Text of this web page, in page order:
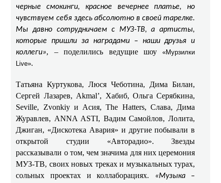
черные смокинги, красное вечернее платье, но
чувствуем себя здесь абсолютно в своей тарелке.
Мы давно сотрудничаем с МУЗ-ТВ, а артисты,
которые пришли за наградами – наши друзья и
коллеги», – поделились ведущие шоу«Мурзилки
Live».
Татьяна Куртукова, Люся Чеботина, Дима Билан,
Сергей Лазарев, Akmal’, Хабиб, Ольга Серябкина,
Seville, Zvonkiy и Асия, The Hatters, Слава, Дима
Журавлев, ANNA ASTI, Вадим Самойлов, Лолита,
Джиган, «Дискотека Авария» и другие побывали в
открытой студии «Авторадио». Звезды
рассказывали о том, чем значима для них церемония
МУЗ-ТВ, своих новых треках и музыкальных турах,
сольных проектах и коллаборациях.
«Музыка –